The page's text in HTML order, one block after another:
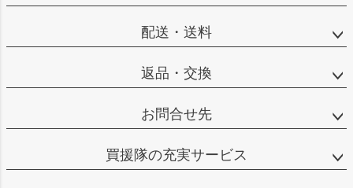
配送・送料
返品・交換
お問合せ先
買援隊の充実サービス